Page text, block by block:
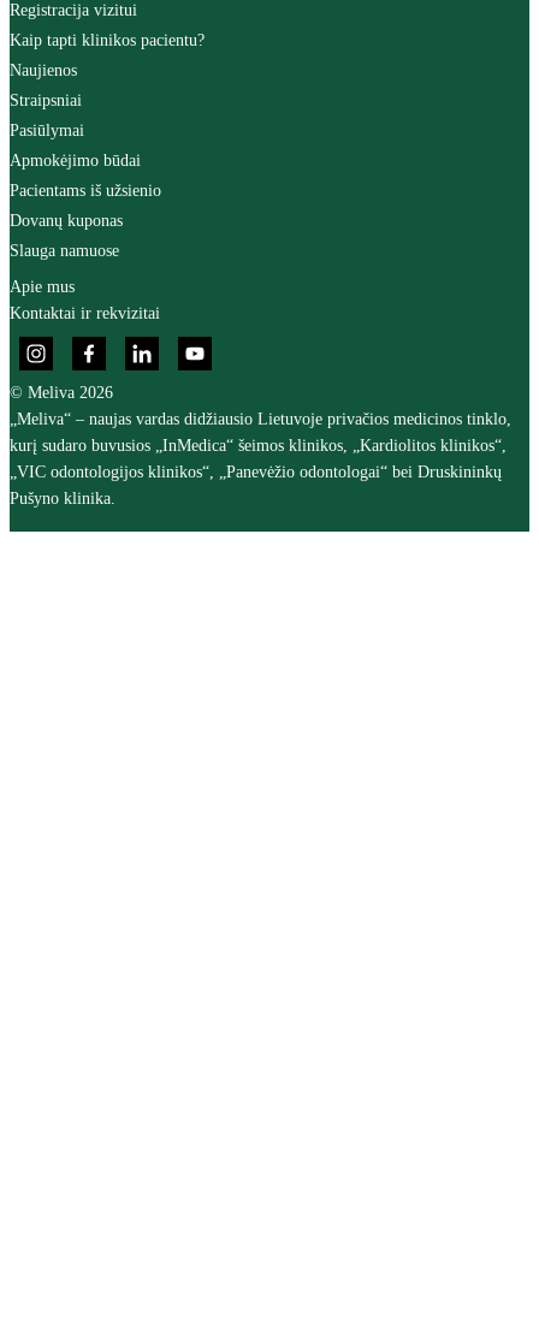
Registracija vizitui
Kaip tapti klinikos pacientu?
Naujienos
Straipsniai
Pasiūlymai
Apmokėjimo būdai
Pacientams iš užsienio
Dovanų kuponas
Slauga namuose
Apie mus
Kontaktai ir rekvizitai
© Meliva 2026
„Meliva“ – naujas vardas didžiausio Lietuvoje privačios medicinos tinklo,
kurį sudaro buvusios „InMedica“ šeimos klinikos, „Kardiolitos klinikos“,
„VIC odontologijos klinikos“, „Panevėžio odontologai“ bei Druskininkų
Pušyno klinika.